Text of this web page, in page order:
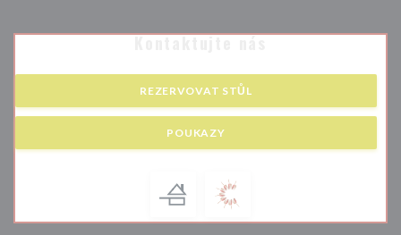
REZERVOVAT STŮL
POUKAZY